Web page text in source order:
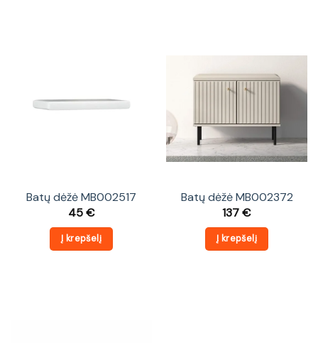
Batų dėžė MB002517
45€
Į krepšelį
Batų dėžė MB002372
137€
Į krepšelį